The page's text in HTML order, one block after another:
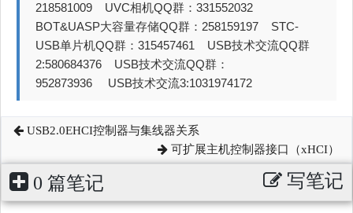
218581009 UVC相机QQ群：331552032
BOT&UASP大容量存储QQ群：258159197 STC-
USB单片机QQ群：315457461 USB技术交流QQ群
2:580684376 USB技术交流QQ群：
952873936 USB技术交流3:1031974172
USB2.0EHCI控制器与集线器关系
可扩展主机控制器接口（xHCI）
0 篇笔记 写笔记